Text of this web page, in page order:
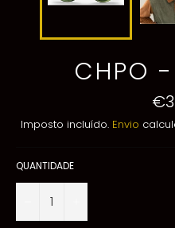
CHPO
Imposto incluído. Envio
QUANTIDADE